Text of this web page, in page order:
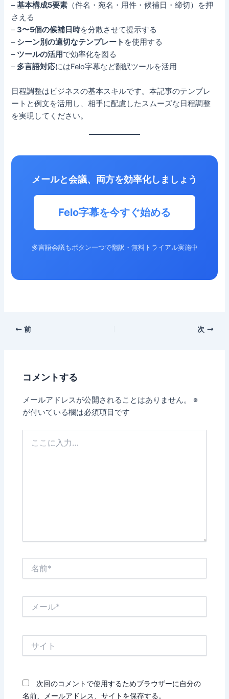
–基本構成5要素 （件名・宛名・用件・候補日・締切）を押
さえる
–3〜5個の候補日時を分散させて提示する
– シーン別の適切なテンプレート を使用する
– ツールの活用で効率化を図る
– 多言語対応にはFelo字幕など翻訳ツールを活用
日程調整はビジネスの基本スキルです。本記事のテンプレ
ートと例文を活用し、相手に配慮したスムーズな日程調整
を実現してください。
メールと会議、両方を効率化しましょう
Felo字幕を今すぐ始める
多言語会議もボタン一つで翻訳・無料トライアル実施中
前 次
コメントする
メールアドレスが公開されることはありません。
※
が付いている欄は必須項目です
次回のコメントで使用するためブラウザーに自分の
名前、メールアドレス、サイトを保存する。